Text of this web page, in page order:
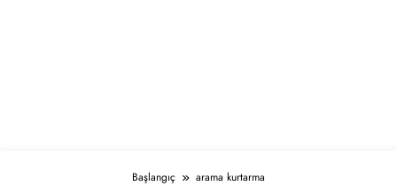
Başlangıç arama kurtarma